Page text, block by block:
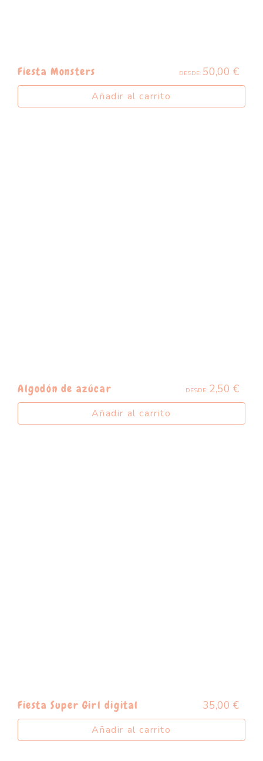
Fiesta Monsters DESDE: 50,00€
Añadir al carrito
Algodón de azúcar DESDE: 2,50€
Añadir al carrito
Fiesta Super Girl digital 35,00€
Añadir al carrito